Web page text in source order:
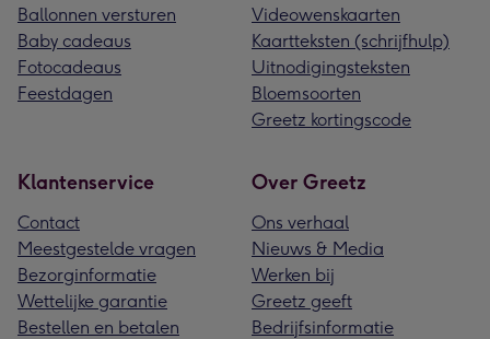
Ballonnen versturen
Baby cadeaus
Fotocadeaus
Feestdagen
Videowenskaarten
Kaartteksten (schrijfhulp)
Uitnodigingsteksten
Bloemsoorten
Greetz kortingscode
Klantenservice
Contact
Meestgestelde vragen
Bezorginformatie
Wettelijke garantie
Bestellen en betalen
Over Greetz
Ons verhaal
Nieuws & Media
Werken bij
Greetz geeft
Bedrijfsinformatie